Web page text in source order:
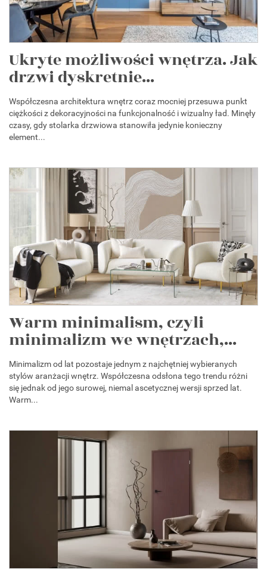
Ukryte możliwości wnętrza. Jak
drzwi dyskretnie...
Współczesna architektura wnętrz coraz mocniej przesuwa punkt
ciężkości z dekoracyjności na funkcjonalność i wizualny ład. Minęły
czasy, gdy stolarka drzwiowa stanowiła jedynie konieczny
element...
Warm minimalism, czyli
minimalizm we wnętrzach,...
Minimalizm od lat pozostaje jednym z najchętniej wybieranych
stylów aranżacji wnętrz. Współczesna odsłona tego trendu różni
się jednak od jego surowej, niemal ascetycznej wersji sprzed lat.
Warm...